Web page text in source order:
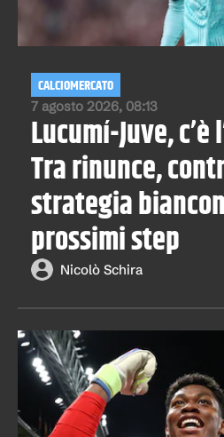
7 agosto 2026, 08:13
CALCIOMERCATO
Lucumí-Juve, c’è
Tra rinunce,
strategia
prossimi step
Nicolò Schira